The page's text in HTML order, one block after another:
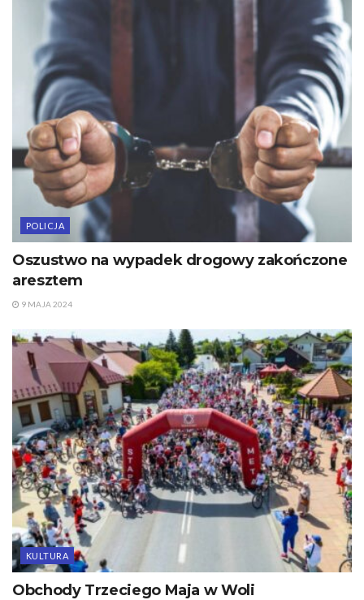
POLICJA
Oszustwo na wypadek drogowy zakończone
aresztem
9 MAJA 2024
KULTURA
Obchody Trzeciego Maja w Woli